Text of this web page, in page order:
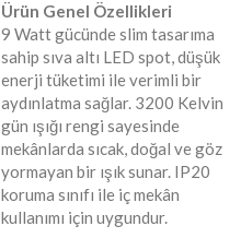
Ürün Genel Özellikleri
9 Watt gücünde slim tasarıma
sahip sıva altı LED spot, düşük
enerji tüketimi ile verimli bir
aydınlatma sağlar. 3200 Kelvin
gün ışığı rengi sayesinde
mekânlarda sıcak, doğal ve göz
yormayan bir ışık sunar. IP20
koruma sınıfı ile iç mekân
kullanımı için uygundur.